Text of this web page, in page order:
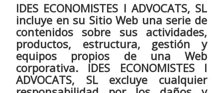
IDES ECONOMISTES I ADVOCATS, SL
incluye en su Sitio Web una serie de
contenidos sobre sus actividades,
productos, estructura, gestión y
equipos propios de una Web
corporativa. IDES ECONOMISTES I
ADVOCATS, SL excluye cualquier